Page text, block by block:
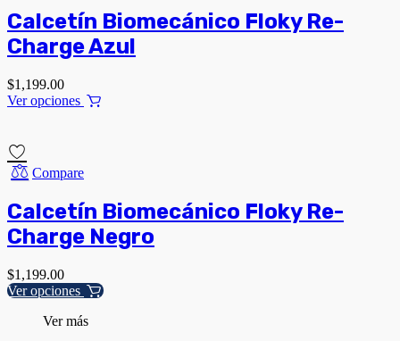
Calcetín Biomecánico Floky Re-
Charge Azul
$1,199.00
Ver opciones
Compare
Calcetín Biomecánico Floky Re-
Charge Negro
$1,199.00
Ver opciones
Ver más